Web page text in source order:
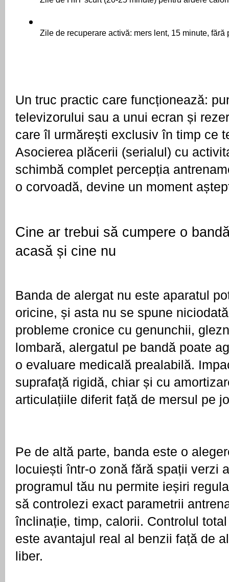
Zile de recuperare activă: mers lent, 15 minute, fără
Un truc practic care funcționează:
televizorului sau a unui ecran și
care îl urmărești exclusiv în timp ce
Asocierea plăcerii (serialul) cu
schimbă complet percepția
o corvoadă, devine un moment
Cine ar trebui să cumpere o
acasă și cine nu
Banda de alergat nu este aparatul
oricine, și asta nu se spune
probleme cronice cu genunchii,
lombară, alergatul pe bandă poate
o evaluare medicală prealabilă.
suprafață rigidă, chiar și cu
articulațiile diferit față de mersul pe
Pe de altă parte, banda este o
locuiești într-o zonă fără spații verzi
programul tău nu permite ieșiri
să controlezi exact parametrii
înclinație, timp, calorii. Controlul
este avantajul real al benzii față de
liber.